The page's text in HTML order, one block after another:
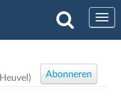
Abonneren